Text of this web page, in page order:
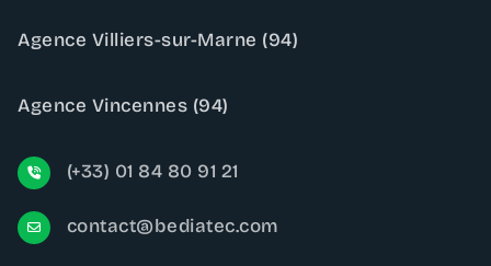
Agence Villiers-sur-Marne (94)
Agence Vincennes (94)
(+33) 01 84 80 91 21
contact@bediatec.com